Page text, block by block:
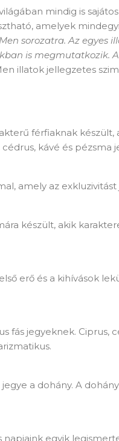
mindig is
amelyek
Men sorozatra. Az egyes
is megmutatkozik.
illatok jellegzetes
férfiaknak
kávé és pézsma
amely az
készült, akik
erő és a kihívások
fás jegyeknek. Ciprus,
a dohány. A
egyik